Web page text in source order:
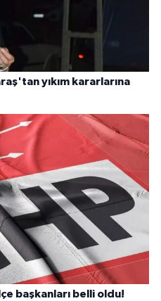
yıkım kararlarına
başkanları belli oldu!